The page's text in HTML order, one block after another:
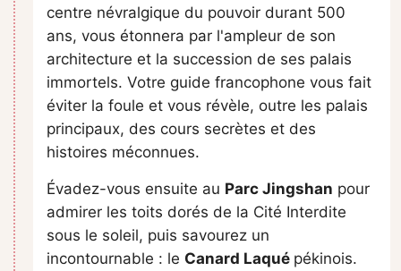
centre névralgique du pouvoir durant 500
ans, vous étonnera par l'ampleur de son
architecture et la succession de ses palais
immortels. Votre guide francophone vous fait
éviter la foule et vous révèle, outre les palais
principaux, des cours secrètes et des
histoires méconnues.
Évadez-vous ensuite au Parc Jingshan pour
admirer les toits dorés de la Cité Interdite
sous le soleil, puis savourez un
incontournable : le Canard Laqué pékinois.